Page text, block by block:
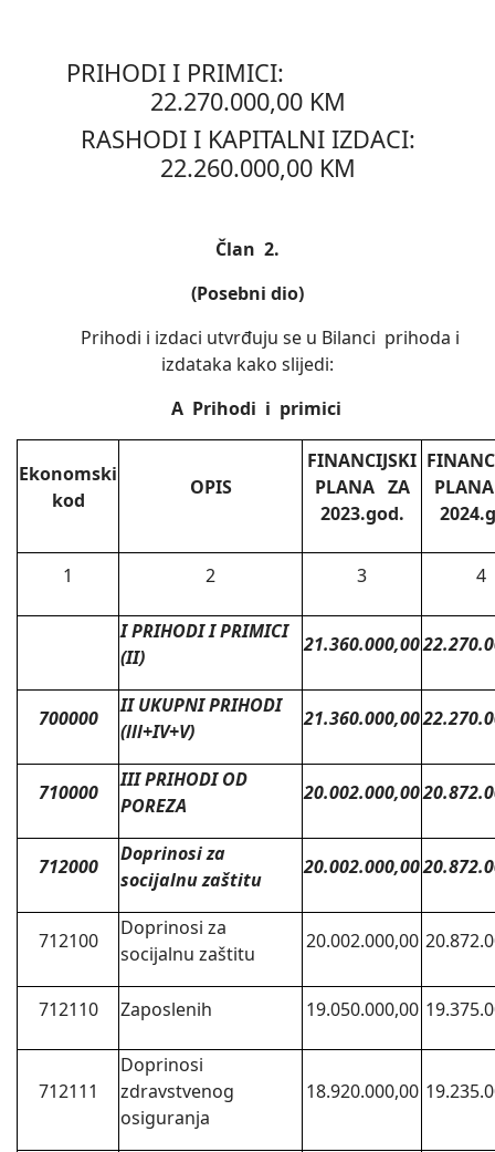
PRIHODI I PRIMICI:
22.270.000,00 KM
RASHODI I KAPITALNI IZDACI:
22.260.000,00 KM
Član 2.
(Posebni dio)
Prihodi i izdaci utvrđuju se u Bilanci prihoda i
izdataka kako slijedi:
A Prihodi i primici
Ekonomski
kod
OPIS
FINANCIJSKI
PLANA ZA
2023.god.
1 2 3 4
I PRIHODI I PRIMICI
(II)
21.360.000,00
700000
II UKUPNI PRIHODI
(lll+IV+V)
21.360.000,00
710000
III PRIHODI OD
POREZA
20.002.000,00
712000
Doprinosi za
socijalnu zaštitu
20.002.000,00
712100
Doprinosi za
socijalnu zaštitu
20.002.000,00
712110 Zaposlenih 19.050.000,00
712111
Doprinosi
zdravstvenog
osiguranja
18.920.000,00